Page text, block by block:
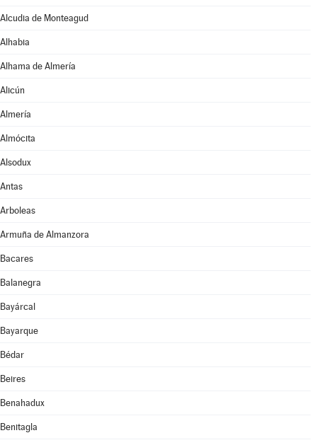
Alcudia de Monteagud
Alhabia
Alhama de Almería
Alicún
Almería
Almócita
Alsodux
Antas
Arboleas
Armuña de Almanzora
Bacares
Balanegra
Bayárcal
Bayarque
Bédar
Beires
Benahadux
Benitagla